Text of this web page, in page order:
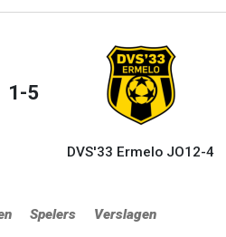
1-5
DVS'33 Ermelo JO12-4
Spelers Verslagen